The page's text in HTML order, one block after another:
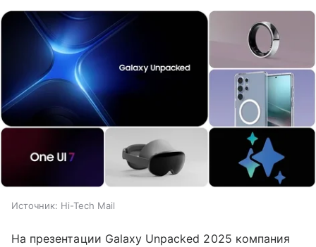
Источник: Hi-Tech Mail
На презентации Galaxy Unpacked 2025 компания